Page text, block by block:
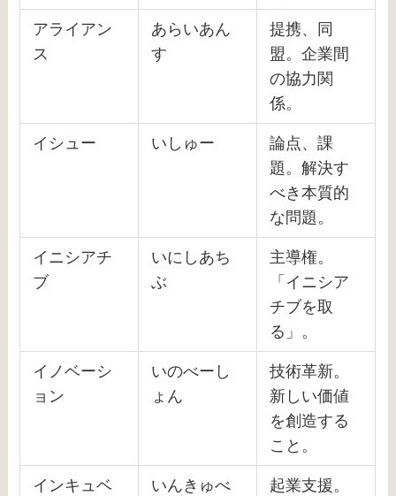
アライアン
ス
あらいあん
す
提携、同
盟。企業間
の協力関
係。
イシュー いしゅー
論点、課
題。解決す
べき本質的
な問題。
イニシアチ
ブ
いにしあち
ぶ
主導権。
「イニシア
チブを取
る」。
イノベーシ
ョン
いのべーし
ょん
技術革新。
新しい価値
を創造する
こと。
インキュベ いんきゅべ 起業支援。